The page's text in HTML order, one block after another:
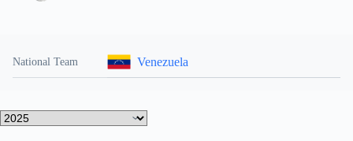
National Team Venezuela